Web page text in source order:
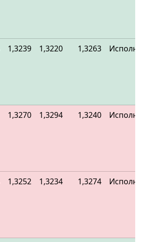
1,3239 1,3220 1,3263
1,3270 1,3294 1,3240
1,3252 1,3234 1,3274